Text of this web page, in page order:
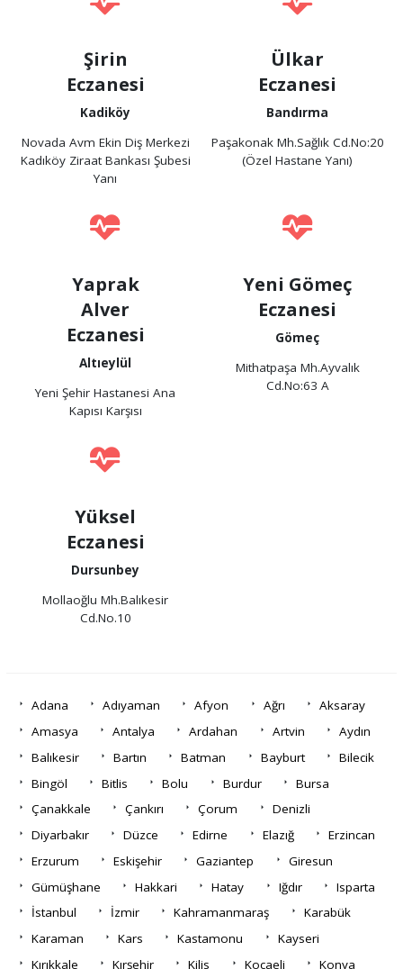
Şirin
Eczanesi
Kadiköy
Novada Avm Ekin Diş Merkezi
Kadıköy Ziraat Bankası Şubesi
Yanı
Ülkar
Eczanesi
Bandırma
Paşakonak Mh.Sağlık Cd.No:20
(Özel Hastane Yanı)
Yaprak
Alver
Eczanesi
Altıeylül
Yeni Şehir Hastanesi Ana
Kapısı Karşısı
Yeni Gömeç
Eczanesi
Gömeç
Mithatpaşa Mh.Ayvalık
Cd.No:63 A
Yüksel
Eczanesi
Dursunbey
Mollaoğlu Mh.Balıkesir
Cd.No.10
Adana Adıyaman Afyon Ağrı
Aksaray
Amasya
Antalya Ardahan Artvin
Aydın
Balıkesir
Bartın Batman Bayburt
Bilecik
Bingöl
Bitlis Bolu Burdur
Bursa
Çanakkale
Çankırı Çorum
Denizli
Diyarbakır
Düzce Edirne Elazığ
Erzincan
Erzurum
Eskişehir Gaziantep
Giresun
Gümüşhane
Hakkari Hatay Iğdır
Isparta
İstanbul
İzmir Kahramanmaraş
Karabük
Karaman
Kars Kastamonu
Kayseri
Kırıkkale
Kırşehir Kilis Kocaeli Konya